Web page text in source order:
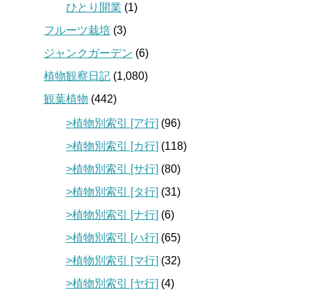
ひとり開業 (1)
フルーツ栽培 (3)
ジャンクガーデン (6)
植物観察日記 (1,080)
観葉植物 (442)
>植物別索引 [ア行] (96)
>植物別索引 [カ行] (118)
>植物別索引 [サ行] (80)
>植物別索引 [タ行] (31)
>植物別索引 [ナ行] (6)
>植物別索引 [ハ行] (65)
>植物別索引 [マ行] (32)
>植物別索引 [ヤ行] (4)